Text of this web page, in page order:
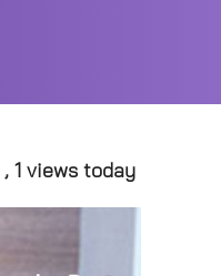
, 1 views today